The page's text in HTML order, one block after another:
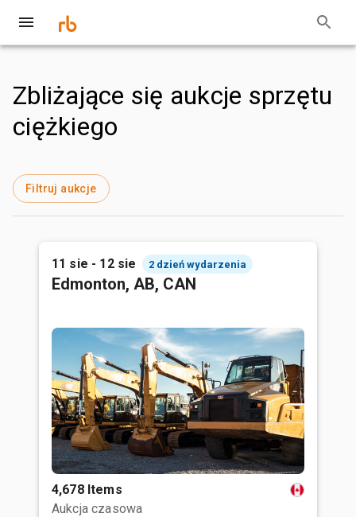
Zbliżające się aukcje sprzętu
ciężkiego
Filtruj aukcje
11 sie - 12 sie 2 dzień wydarzenia
Edmonton, AB, CAN
4,678 Items
Aukcja czasowa